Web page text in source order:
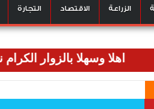
الزراعة الاقتصاد التجارة
وسهلا بالزوار الكرام نرحب